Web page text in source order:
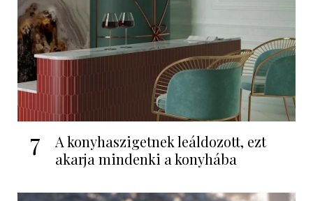
7
A konyhaszigetnek leáldozott, ezt
akarja mindenki a konyhába